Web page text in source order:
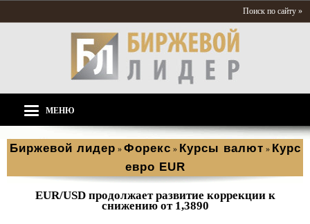
Поиск по сайту »
МЕНЮ
Биржевой лидер » Форекс » Курсы валют » Курс
евро EUR
EUR/USD продолжает развитие коррекции к
снижению от 1,3890